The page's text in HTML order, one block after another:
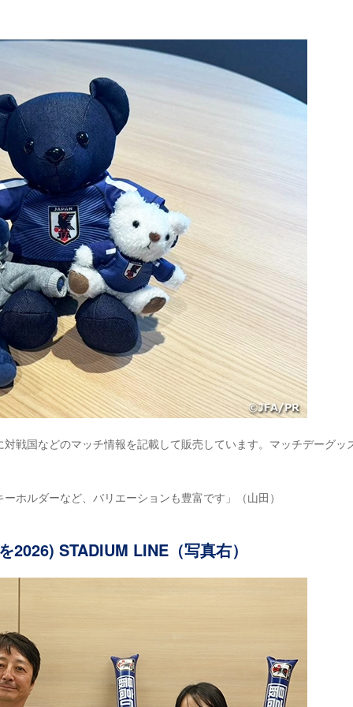
戦国などのマッチ情報を記載して販売しています。マッチデーグッ
ホルダーなど、バリエーションも豊富です」（山田）
STADIUM LINE（写真右）